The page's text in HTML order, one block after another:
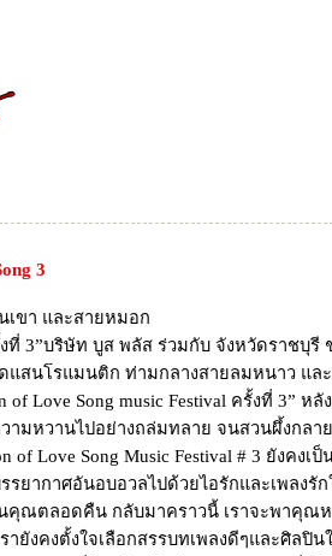
3
เขา และสายหมอก
งที่ 3”บริษัท บูส พลัส ร่วมกับ จังหวัดราชบุรี
ดแสนโรแมนติก ท่ามกลางสายลมหนาว แ
Love Song music Festival ครั้งที่ 3” หลั
ามหวานไปอย่างถล่มทลาย จนสวนผึ้งกลา
Love Song Music Festival # 3 ยังคงเป็
ยากาศอันอบอวลไปด้วยไอรักและเพลงรั
คุณตลอดคืน กลับมาคราวนี้ เราจะพาคุณห
ยังคงตั้งใจเลือกสรรบทเพลงดีๆและศิลปิน